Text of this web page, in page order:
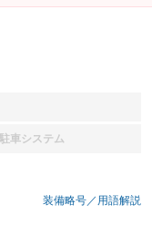
車システム
なし
装備略号／用語解説